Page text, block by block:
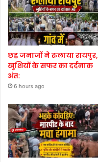
छह जनाजों ने रुलाया रायपुर,
खुशियों के सफर का दर्दनाक
अंत:
6 hours ago